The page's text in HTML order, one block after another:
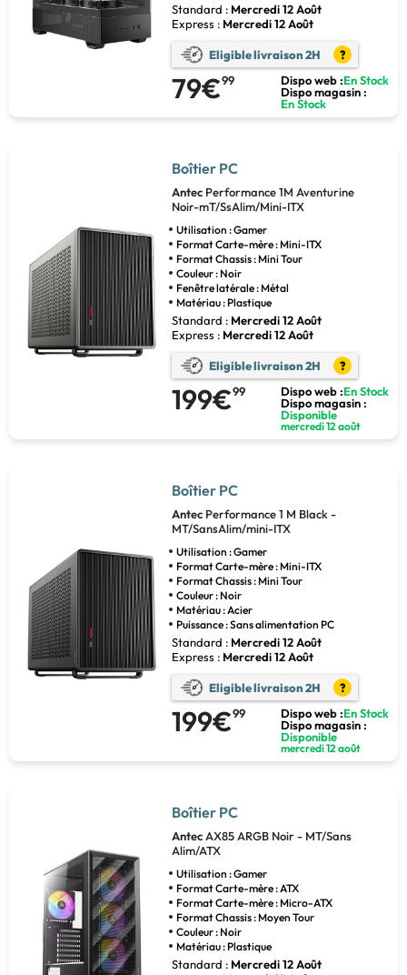
Standard : Mercredi 12 Août
Express : Mercredi 12 Août
Eligible livraison 2H ?
79€99 Dispo web :En Stock
Dispo magasin :
En Stock
Boîtier PC
Antec Performance 1M Aventurine
Noir-mT/SsAlim/Mini-ITX
Utilisation : Gamer
Format Carte-mère : Mini-ITX
Format Chassis : Mini Tour
Couleur : Noir
Fenêtre latérale : Métal
Matériau : Plastique
Standard : Mercredi 12 Août
Express : Mercredi 12 Août
Eligible livraison 2H ?
199€99 Dispo web :En Stock
Dispo magasin :
Disponible
mercredi 12 août
Boîtier PC
Antec Performance 1 M Black -
MT/SansAlim/mini-ITX
Utilisation : Gamer
Format Carte-mère : Mini-ITX
Format Chassis : Mini Tour
Couleur : Noir
Matériau : Acier
Puissance : Sans alimentation PC
Standard : Mercredi 12 Août
Express : Mercredi 12 Août
Eligible livraison 2H ?
199€99 Dispo web :En Stock
Dispo magasin :
Disponible
mercredi 12 août
Boîtier PC
Antec AX85 ARGB Noir - MT/Sans
Alim/ATX
Utilisation : Gamer
Format Carte-mère : ATX
Format Carte-mère : Micro-ATX
Format Chassis : Moyen Tour
Couleur : Noir
Matériau : Plastique
Standard : Mercredi 12 Août